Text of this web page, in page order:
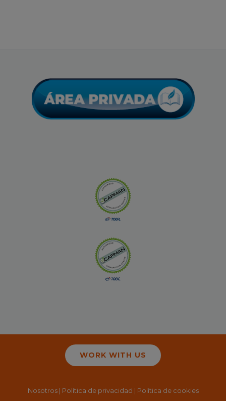
WORK WITH US
Nosotros| Política de privacidad | Política de cookies